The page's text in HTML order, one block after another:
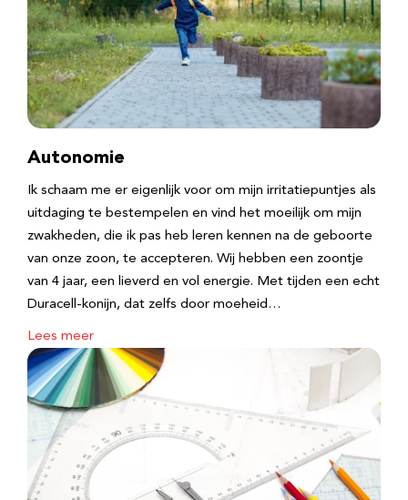
Autonomie
Ik schaam me er eigenlijk voor om mijn irritatiepuntjes als
uitdaging te bestempelen en vind het moeilijk om mijn
zwakheden, die ik pas heb leren kennen na de geboorte
van onze zoon, te accepteren. Wij hebben een zoontje
van 4 jaar, een lieverd en vol energie. Met tijden een echt
Duracell-konijn, dat zelfs door moeheid…
Lees meer